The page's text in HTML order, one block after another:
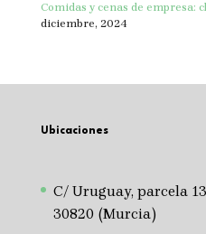
Comidas y cenas de empresa:
diciembre, 2024
Ubicaciones
C/ Uruguay, parcela
30820 (Murcia)